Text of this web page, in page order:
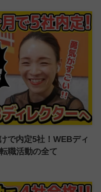
で内定5社！WEBディ
職活動の全て